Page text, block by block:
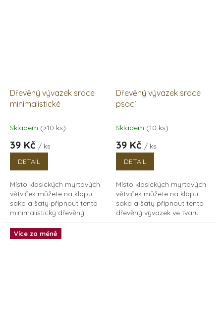
Dřevěný vývazek srdce
minimalistické
Skladem (>10 ks)
39 Kč / ks
DETAIL
Místo klasických myrtových
větviček můžete na klopu
saka a šaty připnout tento
minimalistický dřevěný
vývazek ve tvaru srdce.
Nechte si na vývazek vypálit
vaše iniciály. Můžete...
Dřevěný vývazek srdce
psací
Skladem (10 ks)
39 Kč / ks
DETAIL
Místo klasických myrtových
větviček můžete na klopu
saka a šaty připnout tento
dřevěný vývazek ve tvaru
srdce. Nechte si na vývazek
Více za méně